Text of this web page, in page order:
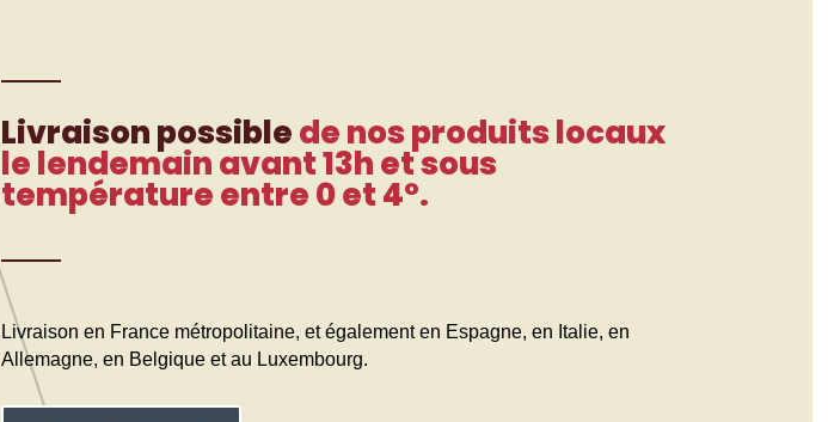
Livraison possiblede nos produits locaux
le lendemain avant 13h et sous
température entre 0 et 4°.
Livraison en France métropolitaine, et également en Espagne, en Italie, en
Allemagne, en Belgique et au Luxembourg.